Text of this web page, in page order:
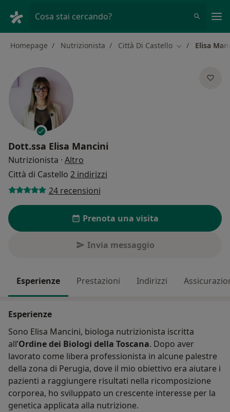
Cosa stai cercando?
Homepage Nutrizionista Città Di Castello Cambia città
Elisa
Dott.ssa Elisa Mancini
Nutrizionista · Altro
Città di Castello 2 indirizzi
24 recensioni
Prenota una visita
Invia messaggio
Esperienze Prestazioni Indirizzi
Esperienze
Sono Elisa Mancini, biologa nutrizionista iscritta
all’Ordine dei Biologi della Toscana. Dopo aver
lavorato come libera professionista in alcune palestre
della zona di Perugia, dove il mio obiettivo era aiutare i
pazienti a raggiungere risultati nella ricomposizione
corporea, ho sviluppato un crescente interesse per la
genetica applicata alla nutrizione.